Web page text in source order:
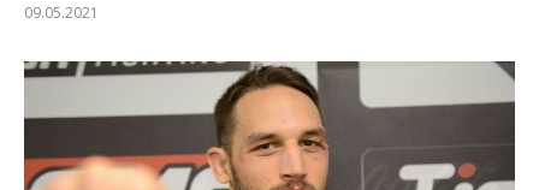
09.05.2021